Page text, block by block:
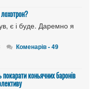
лохотрон?
є і буде. Даремно я
Коменарів - 49
коньячних баронів